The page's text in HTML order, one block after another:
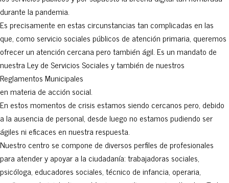
durante la pandemia.
Es precisamente en estas circunstancias tan complicadas en las
que, como servicio sociales públicos de atención primaria, queremos
ofrecer un atención cercana pero también ágil. Es un mandato de
nuestra Ley de Servicios Sociales y también de nuestros
Reglamentos Municipales
en materia de acción social.
En estos momentos de crisis estamos siendo cercanos pero, debido
a la ausencia de personal, desde luego no estamos pudiendo ser
ágiles ni eficaces en nuestra respuesta.
Nuestro centro se compone de diversos perfiles de profesionales
para atender y apoyar a la ciudadanía: trabajadoras sociales,
psicóloga, educadores sociales, técnico de infancia, operaria,